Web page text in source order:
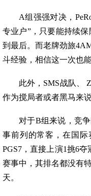
A组强强对决，
专业户”，只要能持续
到最后。而老牌劲旅
斗经验，相信这一次也
此外，SMS战队、
作为搅局者或者黑马来
对于B组来说，竞
事前列的常客，在国
PGS7，直接上演1挑6
赛事中，其排名都没有
天。